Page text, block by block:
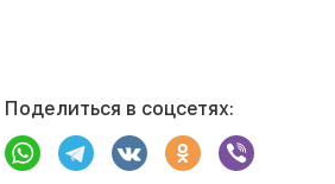
Поделиться в соцсетях: